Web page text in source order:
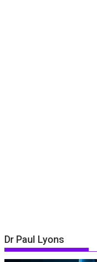
Dr Paul Lyons